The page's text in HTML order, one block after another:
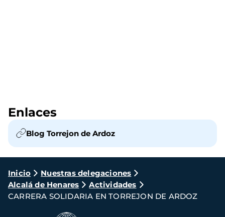
Enlaces
Blog Torrejon de Ardoz
Ruta
de
navegación
Inicio
Nuestras delegaciones
Alcalá de Henares
Actividades
CARRERA SOLIDARIA EN TORREJON DE ARDOZ